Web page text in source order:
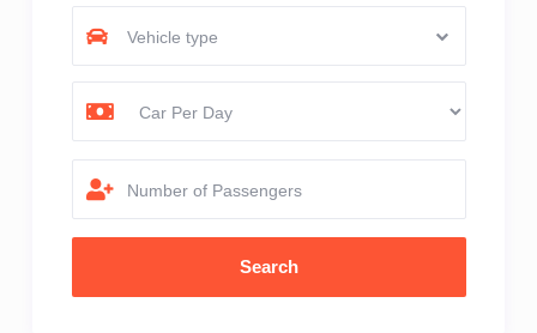
Vehicle type
Number of Passengers